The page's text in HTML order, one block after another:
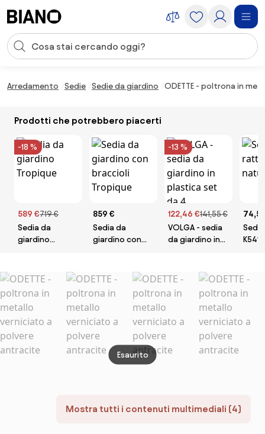
Input della ricerca
Arredamento Sedie Sedie da giardino ODETTE - poltrona in
Prodotti che potrebbero piacerti
-18 %
589 €719 €
Sedia da
giardino
859 €
Sedia da
giardino con
-13 %
122,46 €141,55 €
VOLGA - sedia
da giardino in
74,5
K541
Mostra tutti i contenuti multimediali (4)
Esaurito